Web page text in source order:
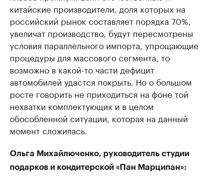
китайские производители, доля которых на
российский рынок составляет порядка 70%,
увеличат производство, будут пересмотрены
условия параллельного импорта, упрощающие
процедуры для массового сегмента, то
возможно в какой-то части дефицит
автомобилей удастся покрыть. Но о большом
росте говорить не приходиться на фоне той
нехватки комплектующих и в целом
обособленной ситуации, которая на данный
момент сложилась.
Ольга Михайлюченко, руководитель студии
подарков и кондитерской «Пан Марципан»: